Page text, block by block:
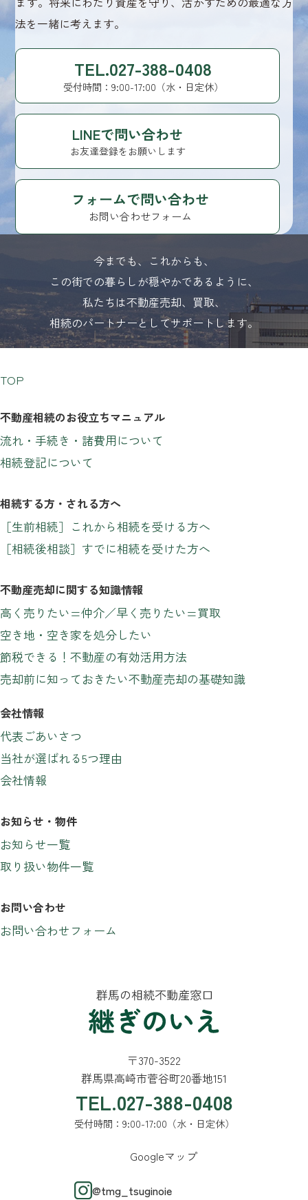
法を一緒に考えます。
TEL.027-388-0408
受付時間：9:00-17:00（水・日定休）
LINEで問い合わせ
お友達登録をお願いします
フォームで問い合わせ
お問い合わせフォーム
今までも、これからも、
この街での暮らしが穏やかであるように、
私たちは不動産売却、買取、
相続のパートナーとしてサポートします。
〒370-3522
群馬県高崎市菅谷町20番地151
TEL.027-388-0408
受付時間：9:00-17:00（水・日定休）
Googleマップ
@tmg_tsuginoie
TOP
不動産相続のお役立ちマニュアル
流れ・手続き・諸費用について
相続登記について
相続する方・される方へ
［生前相続］これから相続を受ける方へ
［相続後相談］すでに相続を受けた方へ
不動産売却に関する知識情報
高く売りたい=仲介／早く売りたい=買取
空き地・空き家を処分したい
節税できる！不動産の有効活用方法
売却前に知っておきたい不動産売却の基礎知識
会社情報
代表ごあいさつ
当社が選ばれる5つ理由
会社情報
お知らせ・物件
お知らせ一覧
取り扱い物件一覧
お問い合わせ
お問い合わせフォーム